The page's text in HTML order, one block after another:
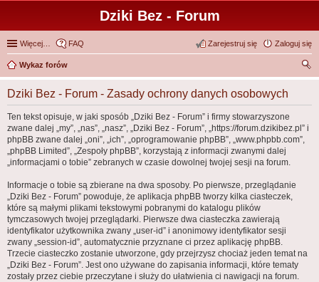
Dziki Bez - Forum
Więcej… FAQ Zaloguj się
Zarejestruj się
Wykaz forów
Dziki Bez - Forum - Zasady ochrony danych osobowych
Ten tekst opisuje, w jaki sposób „Dziki Bez - Forum” i firmy stowarzyszone
zwane dalej „my”, „nas”, „nasz”, „Dziki Bez - Forum”, „https://forum.dzikibez.pl” i
phpBB zwane dalej „oni”, „ich”, „oprogramowanie phpBB”, „www.phpbb.com”,
„phpBB Limited”, „Zespoły phpBB”, korzystają z informacji zwanymi dalej
„informacjami o tobie” zebranych w czasie dowolnej twojej sesji na forum.
Informacje o tobie są zbierane na dwa sposoby. Po pierwsze, przeglądanie
„Dziki Bez - Forum” powoduje, że aplikacja phpBB tworzy kilka ciasteczek,
które są małymi plikami tekstowymi pobranymi do katalogu plików
tymczasowych twojej przeglądarki. Pierwsze dwa ciasteczka zawierają
identyfikator użytkownika zwany „user-id” i anonimowy identyfikator sesji
zwany „session-id”, automatycznie przyznane ci przez aplikację phpBB.
Trzecie ciasteczko zostanie utworzone, gdy przejrzysz chociaż jeden temat na
„Dziki Bez - Forum”. Jest ono używane do zapisania informacji, które tematy
zostały przez ciebie przeczytane i służy do ułatwienia ci nawigacji na forum.